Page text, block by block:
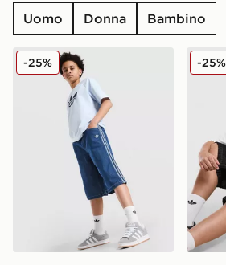
Uomo Donna Bambino
adidas Originals Jorts in Denim
-25% -25%